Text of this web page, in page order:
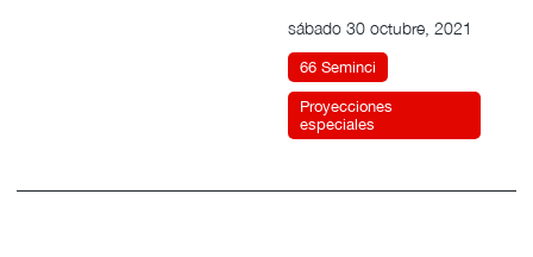
sábado 30 octubre, 2021
66 Seminci
Proyecciones
especiales